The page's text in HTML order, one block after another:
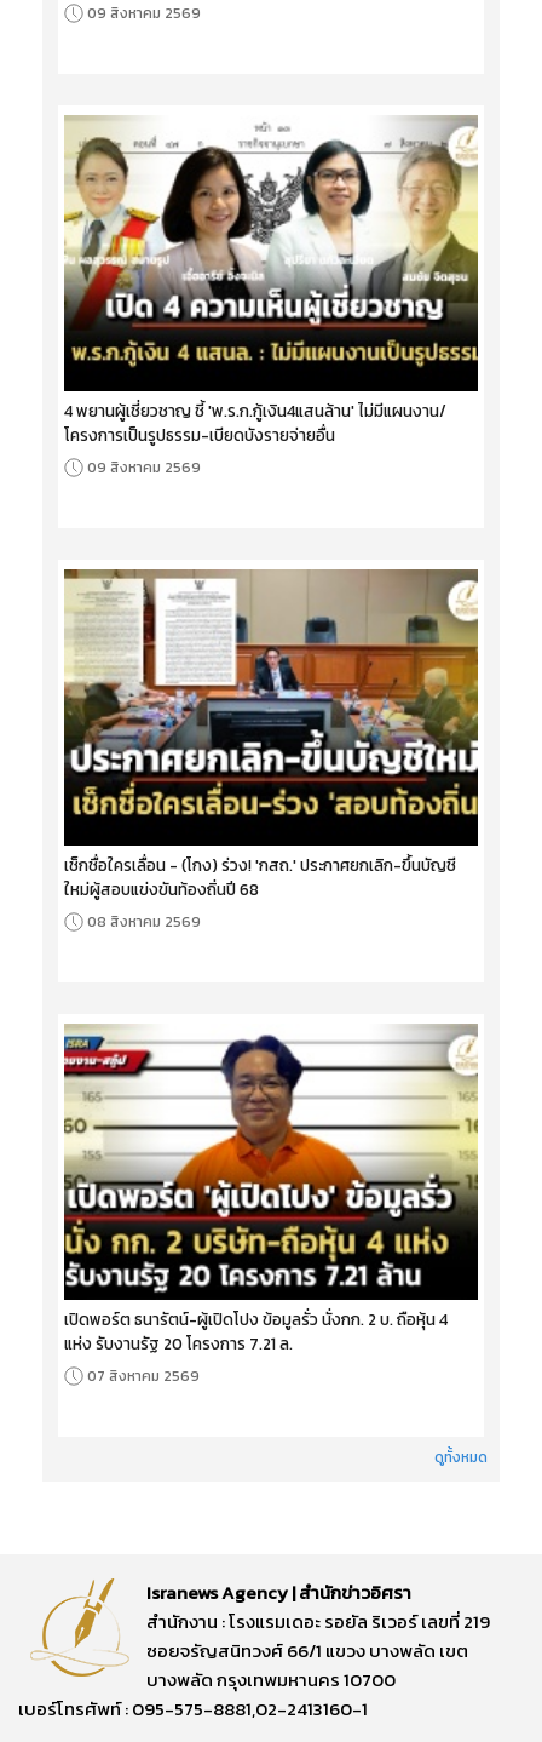
09 สิงหาคม 2569
4 พยานผู้เชี่ยวชาญ ชี้ 'พ.ร.ก.กู้เงิน4แสนล้าน' ไม่มีแผนงาน/
โครงการเป็นรูปธรรม-เบียดบังรายจ่ายอื่น
09 สิงหาคม 2569
เช็กชื่อใครเลื่อน - (โกง) ร่วง! 'กสถ.' ประกาศยกเลิก-ขึ้นบัญชี
ใหม่ผู้สอบแข่งขันท้องถิ่นปี 68
08 สิงหาคม 2569
เปิดพอร์ต ธนารัตน์-ผู้เปิดโปง ข้อมูลรั่ว นั่งกก. 2 บ. ถือหุ้น 4
แห่ง รับงานรัฐ 20 โครงการ 7.21 ล.
07 สิงหาคม 2569
ดูทั้งหมด
Isranews Agency | สำนักข่าวอิศรา
สำนักงาน : โรงแรมเดอะ รอยัล ริเวอร์ เลขที่ 219
ซอยจรัญสนิทวงศ์ 66/1 แขวง บางพลัด เขต
บางพลัด กรุงเทพมหานคร 10700
เบอร์โทรศัพท์ : 095-575-8881,02-2413160-1